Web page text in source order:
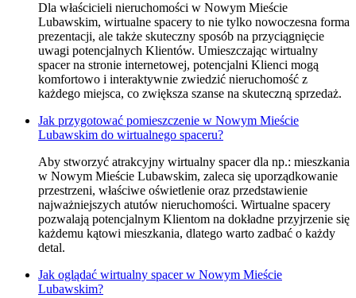
Dla właścicieli nieruchomości w Nowym Mieście
Lubawskim, wirtualne spacery to nie tylko nowoczesna forma
prezentacji, ale także skuteczny sposób na przyciągnięcie
uwagi potencjalnych Klientów. Umieszczając wirtualny
spacer na stronie internetowej, potencjalni Klienci mogą
komfortowo i interaktywnie zwiedzić nieruchomość z
każdego miejsca, co zwiększa szanse na skuteczną sprzedaż.
Jak przygotować pomieszczenie w Nowym Mieście
Lubawskim do wirtualnego spaceru?
Aby stworzyć atrakcyjny wirtualny spacer dla np.: mieszkania
w Nowym Mieście Lubawskim, zaleca się uporządkowanie
przestrzeni, właściwe oświetlenie oraz przedstawienie
najważniejszych atutów nieruchomości. Wirtualne spacery
pozwalają potencjalnym Klientom na dokładne przyjrzenie się
każdemu kątowi mieszkania, dlatego warto zadbać o każdy
detal.
Jak oglądać wirtualny spacer w Nowym Mieście
Lubawskim?